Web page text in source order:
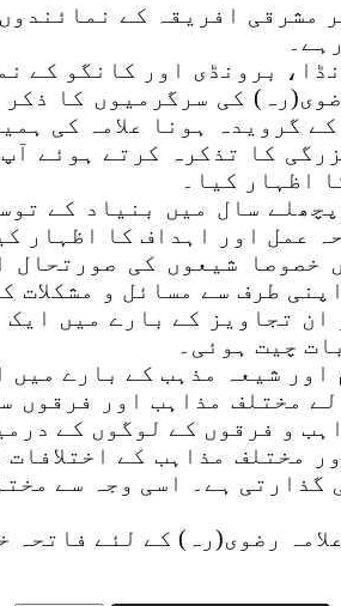
مشرقی افریقہ کے
برونڈی اور کانگو کے
کی سرگرمیوں کا
گرویدہ ہونا علامہ کی
کا تذکرہ کرتے ہوئے
اظہار کیا۔
سال میں بنیاد کے
عمل اور اہداف کا اظہار
خصوصا شیعوں کی
طرف سے مسائل و
تجاویز کے بارے میں
چیت ہوئی۔
اور شیعہ مذہب کے بارے
مختلف مذاہب اور فرقوں
و فرقوں کے لوگوں کے
مختلف مذاہب کے
گذارتی ہے۔ اسی وجہ سے
رضوی(رہ) کے لئے